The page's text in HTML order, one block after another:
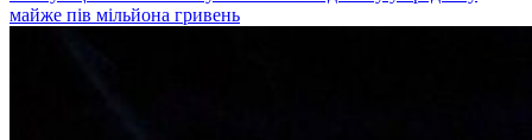
майже пів мільйона гривень